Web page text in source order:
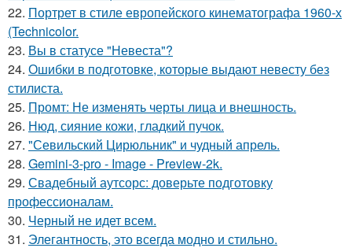
22. Портрет в стиле европейского кинематографа 1960-х
(Technicolor.
23. Вы в статусе "Невеста"?
24. Ошибки в подготовке, которые выдают невесту без
стилиста.
25. Промт: Не изменять черты лица и внешность.
26. Нюд, сияние кожи, гладкий пучок.
27. "Севильский Цирюльник" и чудный апрель.
28. Gemini-3-pro - Image - Preview-2k.
29. Свадебный аутсорс: доверьте подготовку
профессионалам.
30. Черный не идет всем.
31. Элегантность, это всегда модно и стильно.